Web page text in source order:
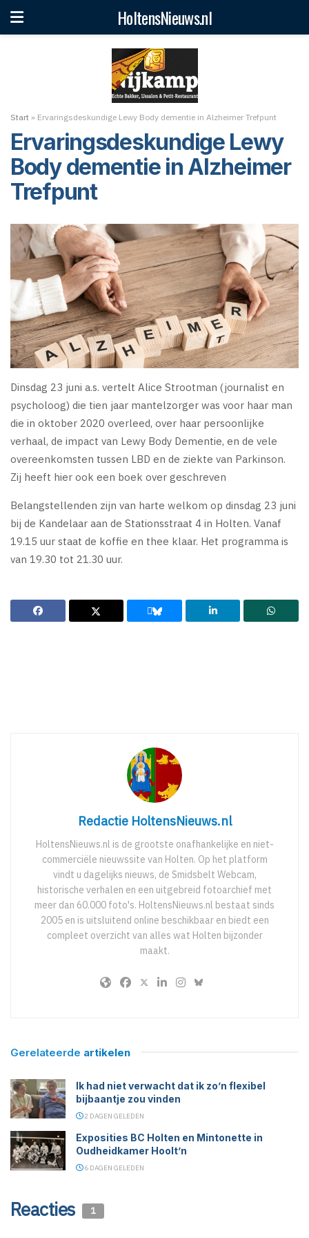
HoltensNieuws.nl
Start » Ervaringsdeskundige Lewy Body dementie in Alzheimer Trefpunt
Ervaringsdeskundige Lewy
Body dementie in Alzheimer
Trefpunt
Dinsdag 23 juni a.s. vertelt Alice Strootman (journalist en
psycholoog) die tien jaar mantelzorger was voor haar man
die in oktober 2020 overleed, over haar persoonlijke
verhaal, de impact van Lewy Body Dementie, en de vele
overeenkomsten tussen LBD en de ziekte van Parkinson.
Zij heeft hier ook een boek over geschreven
Belangstellenden zijn van harte welkom op dinsdag 23 juni
bij de Kandelaar aan de Stationsstraat 4 in Holten. Vanaf
19.15 uur staat de koffie en thee klaar. Het programma is
van 19.30 tot 21.30 uur.
Redactie HoltensNieuws.nl
HoltensNieuws.nl is de grootste onafhankelijke en niet-
commerciële nieuwssite van Holten. Op het platform
vindt u dagelijks nieuws, de Smidsbelt Webcam,
historische verhalen en een uitgebreid fotoarchief met
meer dan 60.000 foto's. HoltensNieuws.nl bestaat sinds
2005 en is uitsluitend online beschikbaar en biedt een
compleet overzicht van alles wat Holten bijzonder
maakt.
Gerelateerde artikelen
Ik had niet verwacht dat ik zo’n flexibel
bijbaantje zou vinden
2 DAGEN GELEDEN
Exposities BC Holten en Mintonette in
Oudheidkamer Hoolt’n
6 DAGEN GELEDEN
Reacties 1